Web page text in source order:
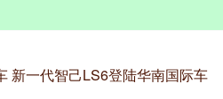
新一代智己LS6登陆华南国际车